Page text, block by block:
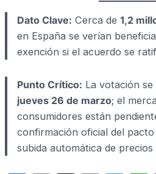
Dato Clave: Cerca de1,2
en España se verían
exención si el acuerdo se
Punto Crítico: La votación
jueves 26 de marzo; el
consumidores están
confirmación oficial del
subida automática de precios